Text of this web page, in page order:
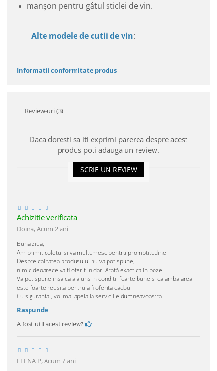
manșon pentru gâtul sticlei de vin.
Alte modele de cutii de vin:
Informatii conformitate produs
Review-uri(3)
Daca doresti sa iti exprimi parerea despre acest
produs poti adauga un review.
SCRIE UN REVIEW
Achizitie verificata
Doina,Acum 2 ani
Buna ziua,
Am primit coletul si va multumesc pentru promptitudine.
Despre calitatea produsului nu va pot spune,
nimic deoarece va fi oferit in dar. Arată exact ca in poze.
Va pot spune insa ca a ajuns in conditii foarte bune si ca ambalarea
este foarte reusita pentru a fi oferita cadou.
Cu siguranta , voi mai apela la serviciile dumneavoastra .
Raspunde
A fost util acest review?
ELENA P,Acum 7 ani